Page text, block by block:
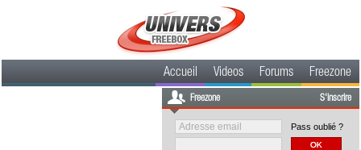
Accueil Videos Forums Freezone
Freezone S'inscrire
Pass oublié ?